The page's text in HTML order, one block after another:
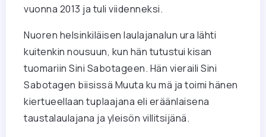
vuonna 2013 ja tuli viidenneksi.
Nuoren helsinkiläisen laulajanalun ura lähti
kuitenkin nousuun, kun hän tutustui kisan
tuomariin Sini Sabotageen. Hän vieraili Sini
Sabotagen biisissä Muuta ku mä ja toimi hänen
kiertueellaan tuplaajana eli eräänlaisena
taustalaulajana ja yleisön villitsijänä.